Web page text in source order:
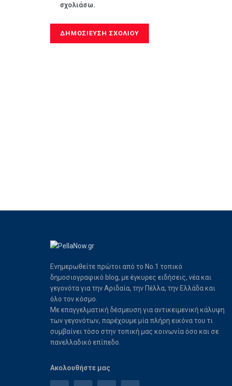
σχολιάσω.
Ενημερωθείτε πρώτοι από το Νο.1 τοπικό
δημοσιογραφικό blog, με έγκυρες ειδήσεις, νέα και
γεγονότα για την Αριδαία, την Πέλλα, την Ελλάδα και
όλο τον κόσμο.
Με επαγγελματική δέσμευση για αντικειμενική κάλυψη
των γεγονότων, παρέχουμε μία πλήρη εικόνα του τι
συμβαίνει τόσο στην τοπική μας κοινωνία όσο και σε
πανελλαδικό επίπεδο.
Ακολουθήστε μας